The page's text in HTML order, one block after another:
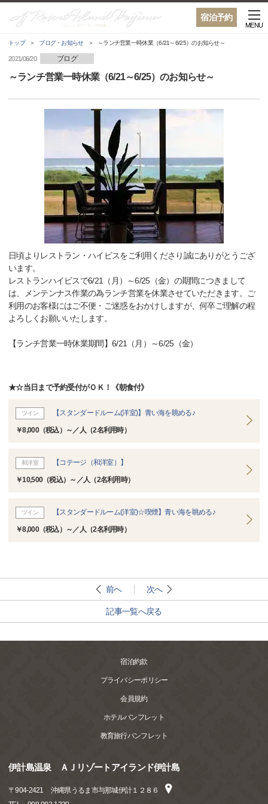
宿泊予約
MENU
トップ ブログ・お知らせ ～ランチ営業一時休業（6/21～6/25）のお知らせ～
2021/06/20 ブログ
～ランチ営業一時休業（6/21～6/25）のお知らせ～
日頃よりレストラン・ハイビスをご利用くださり誠にありがとうござ
います。
レストランハイビスで6/21（月）～6/25（金）の期間につきまして
は、メンテンナス作業の為ランチ営業を休業させていただきます。ご
利用のお客様にはご不便・ご迷惑をおかけしますが、何卒ご理解の程
よろしくお願いいたします。
【ランチ営業一時休業期間】6/21（月）～6/25（金）
★☆当日まで予約受付がＯＫ！《朝食付》
ツイン 【スタンダードルーム(洋室)】青い海を眺める♪
￥8,000（税込）～／人（2名利用時）
和洋室 【コテージ（和洋室）】
￥10,500（税込）～／人（2名利用時）
ツイン 【スタンダードルーム(洋室)☆喫煙】青い海を眺める♪
￥8,000（税込）～／人（2名利用時）
前へ 次へ
記事一覧へ戻る
宿泊約款
プライバシーポリシー
会員規約
ホテルパンフレット
教育旅行パンフレット
伊計島温泉 ＡＪリゾートアイランド伊計島
〒904-2421
沖縄県うるま市与那城伊計１２８６